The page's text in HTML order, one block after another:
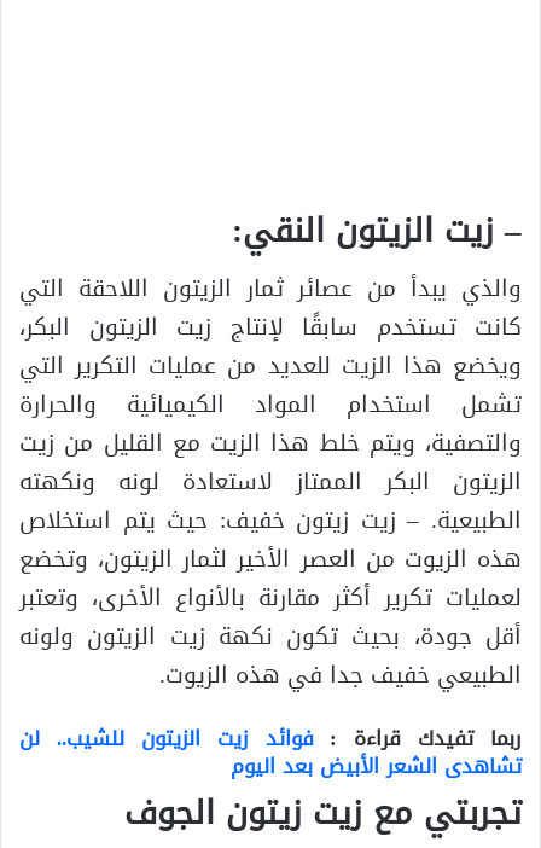
– زيت الزيتون النقي:
والذي يبدأ من عصائر ثمار الزيتون اللاحقة التي
كانت تستخدم سابقًا لإنتاج زيت الزيتون البكر،
ويخضع هذا الزيت للعديد من عمليات التكرير التي
تشمل استخدام المواد الكيميائية والحرارة
والتصفية، ويتم خلط هذا الزيت مع القليل من زيت
الزيتون البكر الممتاز لاستعادة لونه ونكهته
الطبيعية. – زيت زيتون خفيف: حيث يتم استخلاص
هذه الزيوت من العصر الأخير لثمار الزيتون، وتخضع
لعمليات تكرير أكثر مقارنة بالأنواع الأخرى، وتعتبر
أقل جودة، بحيث تكون نكهة زيت الزيتون ولونه
الطبيعي خفيف جدا في هذه الزيوت.
ربما تفيدك قراءة :فوائد زيت الزيتون للشيب.. لن
تشاهدى الشعر الأبيض بعد اليوم
تجربتي مع زيت زيتون الجوف